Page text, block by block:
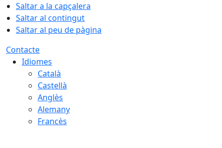
Saltar a la capçalera
Saltar al contingut
Saltar al peu de pàgina
Contacte
Idiomes
Català
Castellà
Anglès
Alemany
Francès